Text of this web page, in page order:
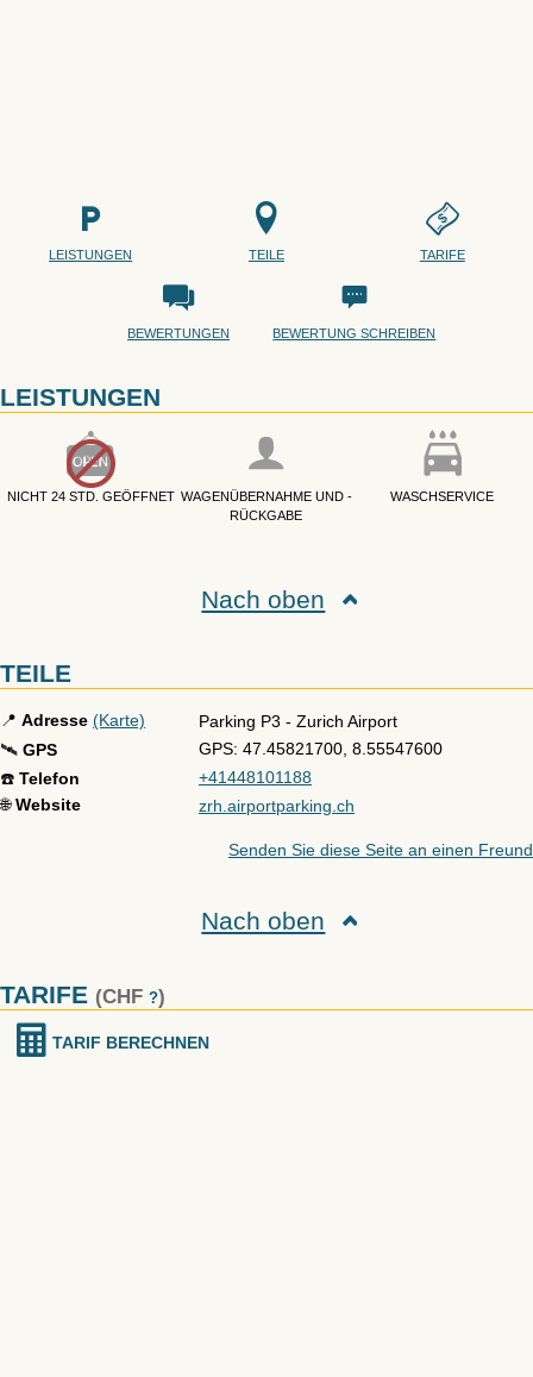
LEISTUNGEN TEILE TARIFE
BEWERTUNGEN BEWERTUNG SCHREIBEN
LEISTUNGEN
NICHT 24 STD. GEÖFFNET WAGENÜBERNAHME UND -
RÜCKGABE
WASCHSERVICE
Nach oben
TEILE
📍 Adresse (Karte) Parking P3 - Zurich Airport
🛰️ GPS
GPS: 47.45821700, 8.55547600
☎️ Telefon
+41448101188
🌐Website zrh.airportparking.ch
Senden Sie diese Seite an einen Freund
Nach oben
TARIFE (CHF ?)
TARIF BERECHNEN